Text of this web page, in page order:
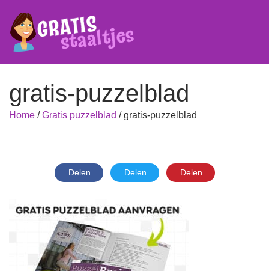
gratis-puzzelblad
Home /Gratis puzzelblad /gratis-puzzelblad
Delen Delen Delen